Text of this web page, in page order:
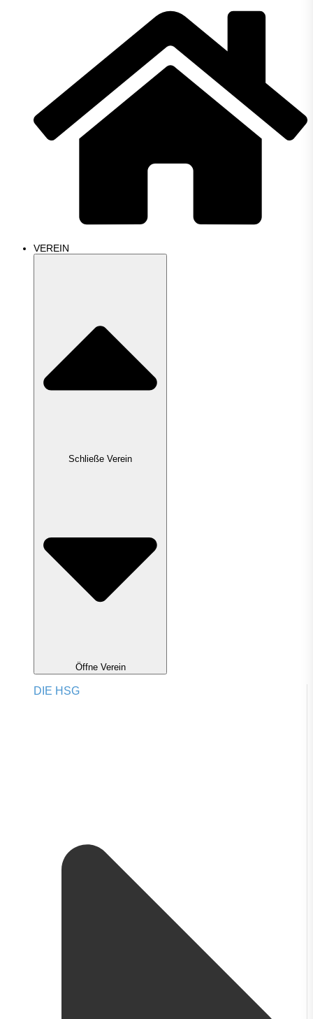
VEREIN
Schließe Verein
Öffne Verein
DIE HSG